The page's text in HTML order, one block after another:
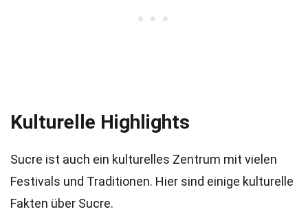
Kulturelle Highlights
Sucre ist auch ein kulturelles Zentrum mit vielen
Festivals und Traditionen. Hier sind einige kulturelle
Fakten über Sucre.